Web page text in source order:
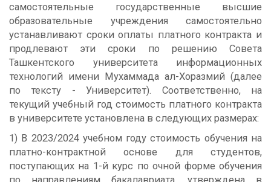
самостоятельные государственные высшие
образовательные учреждения самостоятельно
устанавливают сроки оплаты платного контракта и
продлевают эти сроки по решению Совета
Ташкентского университета информационных
технологий имени Мухаммада ал-Хоразмий (далее
по тексту - Университет). Соответственно, на
текущий учебный год стоимость платного контракта
в университете установлена в следующих размерах:
1) В 2023/2024 учебном году стоимость обучения на
платно-контрактной основе для студентов,
поступающих на 1-й курс по очной форме обучения
по направлениям бакалавриата, утверждена в